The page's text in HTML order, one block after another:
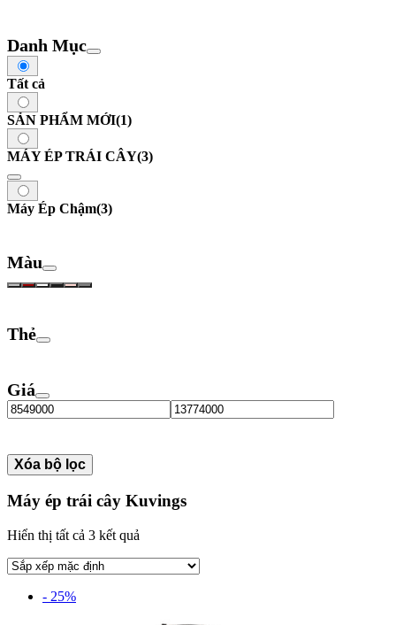
Danh Mục
Tất cả
SẢN PHẨM MỚI(1)
MÁY ÉP TRÁI CÂY(3)
Máy Ép Chậm(3)
Màu
Thẻ
Giá
Xóa bộ lọc
Máy ép trái cây Kuvings
Hiển thị tất cả 3 kết quả
- 25%